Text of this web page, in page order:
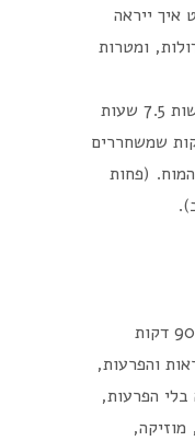
ייראה
ומטרות
נדרשות 7.5 שעות
5 מחזורי שינה של 90 דקות שמשחררים
(פחות
עבודה אפקטיבית 90 דקות
והפרעות,
הפרעות,
מוזיקה,